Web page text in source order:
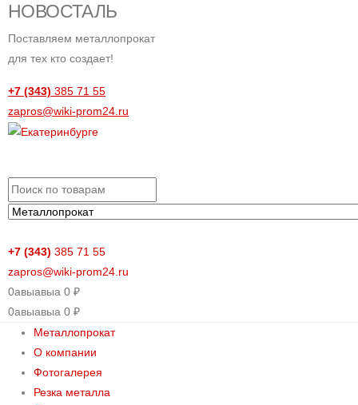
НОВОСТАЛЬ
Поставляем металлопрокат
для тех кто создает!
+7 (343) 385 71 55
zapros@wiki-prom24.ru
+7 (343) 385 71 55
zapros@wiki-prom24.ru
0авыавыа 0 ₽
0авыавыа 0 ₽
Металлопрокат
О компании
Фотогалерея
Резка металла